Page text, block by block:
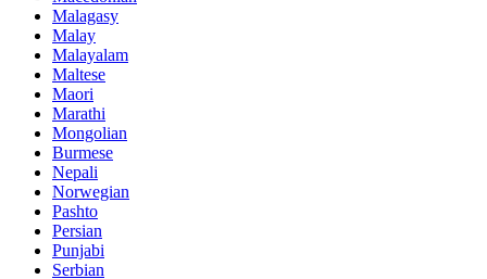
Malagasy
Malay
Malayalam
Maltese
Maori
Marathi
Mongolian
Burmese
Nepali
Norwegian
Pashto
Persian
Punjabi
Serbian